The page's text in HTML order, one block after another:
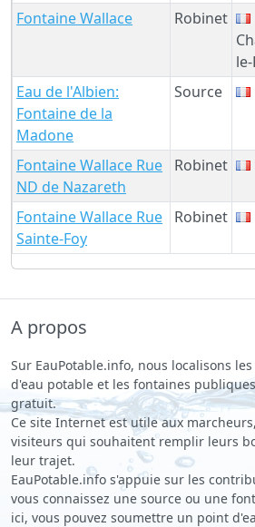
Fontaine Wallace
Robinet
Eau de l'Albien:
Fontaine de la
Madone
Source
Fontaine Wallace Rue
ND de Nazareth
Robinet
Fontaine Wallace Rue
Sainte-Foy
Robinet
A propos
Sur EauPotable.info, nous localisons
d'eau potable et les fontaines
gratuit.
Ce site Internet est utile aux
visiteurs qui souhaitent remplir leurs
leur trajet.
EauPotable.info s'appuie sur les
vous connaissez une source ou une
ici, vous pouvez soumettre un point